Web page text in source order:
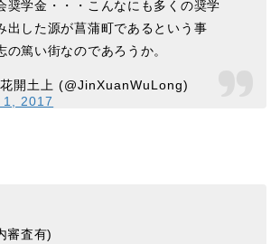
奨学金・・・こんなにも多くの奨学
出した源が菖蒲町であるという事
の篤い街なのであろうか。
開土上 (@JinXuanWuLong)
1, 2017
審査有)